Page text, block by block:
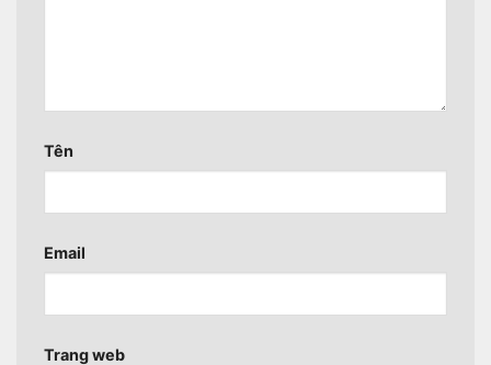
Tên
Email
Trang web